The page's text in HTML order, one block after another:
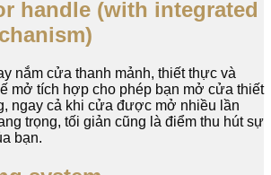
handle (with integrated
nắm cửa thanh mảnh, thiết thực và
mở tích hợp cho phép bạn mở cửa thiết
ngay cả khi cửa được mở nhiều lần
trọng, tối giản cũng là điểm thu hút sự
bạn.